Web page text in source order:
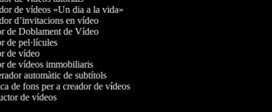
de vídeos «Un dia a la vida»
d’invitacions en vídeo
de Doblament de Vídeo
pel·lícules
de vídeo
de vídeos immobiliaris
automàtic de subtítols
de fons per a creador de vídeos
de vídeos